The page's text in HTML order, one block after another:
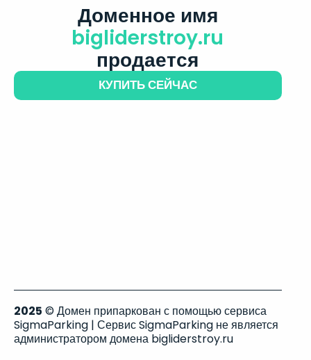
Доменное имя
bigliderstroy.ru
продается
КУПИТЬ СЕЙЧАС
2025 © Домен припаркован с помощью сервиса
SigmaParking | Сервис SigmaParking не является
администратором домена bigliderstroy.ru